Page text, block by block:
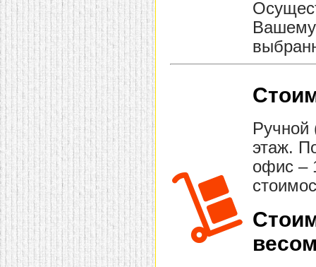
Вашему
этаж.
офис –